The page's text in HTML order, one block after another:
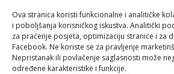
Ova stranica koristi funkcionalne i analitičke
i poboljšanja korisničkog iskustva. Analitički
za praćenje posjeta, optimizaciju stranice i za
Facebook. Ne koriste se za pravljenje
Nepristanak ili povlačenje saglasnosti može
određene karakteristike i funkcije.
+387 35 366 796
tehnika@nptz.ba